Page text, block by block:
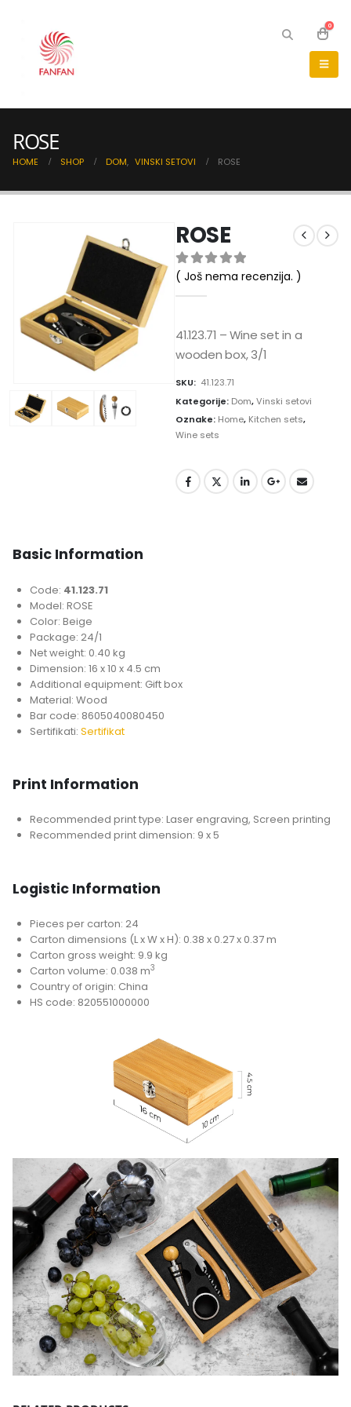
0
ROSE
HOME SHOP DOM, VINSKI SETOVI ROSE
ROSE
0 out of 5
( Još nema recenzija. )
41.123.71 – Wine set in a
wooden box, 3/1
SKU: 41.123.71
Kategorije: Dom,Vinski setovi
Oznake: Home, Kitchen sets,
Wine sets
Basic Information
Code: 41.123.71
Model: ROSE
Color: Beige
Package: 24/1
Net weight: 0.40 kg
Dimension: 16 x 10 x 4.5 cm
Additional equipment: Gift box
Material: Wood
Bar code: 8605040080450
Sertifikati:Sertifikat
Print Information
Recommended print type: Laser engraving, Screen printing
Recommended print dimension: 9 x 5
Logistic Information
Pieces per carton: 24
Carton dimensions (L x W x H): 0.38 x 0.27 x 0.37 m
Carton gross weight: 9.9 kg
Carton volume: 0.038 m3
Country of origin: China
HS code: 820551000000